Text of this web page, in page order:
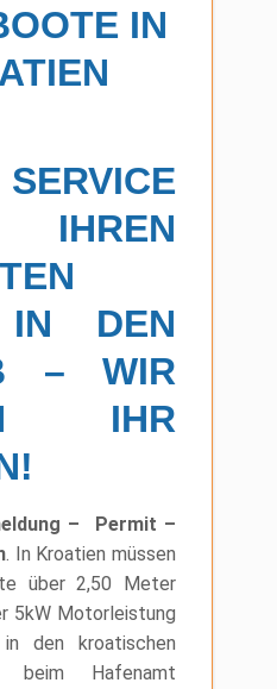
IN
IN DEN
– WIR
IHR
– Permit –
. In Kroatien müssen
über 2,50 Meter
5kW Motorleistung
den kroatischen
beim Hafenamt